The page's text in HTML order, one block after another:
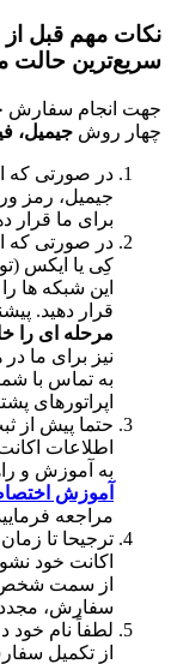
قبل از
حالت ممکن در
سفارش حتما نیاز
جیمیل، فیسبوک،
صورتی که اکانت
رمز ورود وکد
ما قرار دهید.
صورتی که اکانت
یا ایکس (توییتر)
شبکه ها را به
دهید. پیشنهاد
ای را خاموش
برای ما در هنگام
تماس با شما نمی
پشتیبان
پیش از ثبت
اکانت خود
آموزش و راهنمایی
اختصاصی
فرمایید.
تا زمان رسیدن
خود نشوید و یا
سمت شخص دیگر،
مجدد وارد
نام خود در بازی
تکمیل سفارش